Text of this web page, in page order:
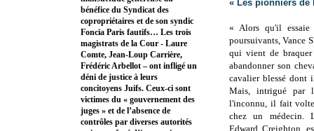
« Les pionniers de
« Alors qu'il essaie
poursuivants, Vance
qui vient de
abandonner son
cavalier blessé dont
Mais, intrigué par
l'inconnu, il fait
chez un médecin.
Edward Creighton,
bénéfice du Syndicat des
copropriétaires et de son syndic
Foncia Paris fautifs… Les trois
magistrats de la Cour - Laure
Comte, Jean-Loup Carrière,
Frédéric Arbellot – ont infligé un
déni de justice à leurs
concitoyens Juifs. Ceux-ci sont
victimes du « gouvernement des
juges » et de l’absence de
contrôles par diverses autorités